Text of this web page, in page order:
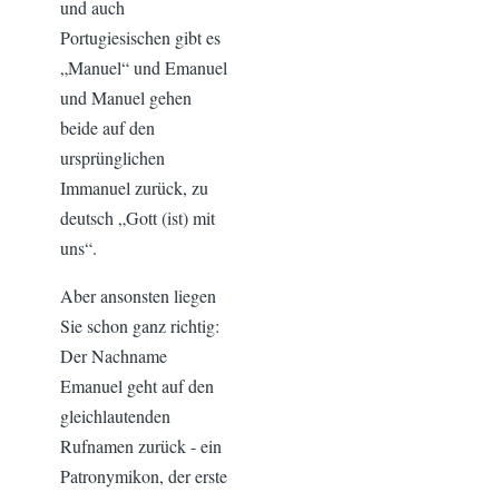
und auch
Portugiesischen gibt es
„Manuel“ und Emanuel
und Manuel gehen
beide auf den
ursprünglichen
Immanuel zurück, zu
deutsch „Gott (ist) mit
uns“.
Aber ansonsten liegen
Sie schon ganz richtig:
Der Nachname
Emanuel geht auf den
gleichlautenden
Rufnamen zurück - ein
Patronymikon, der erste